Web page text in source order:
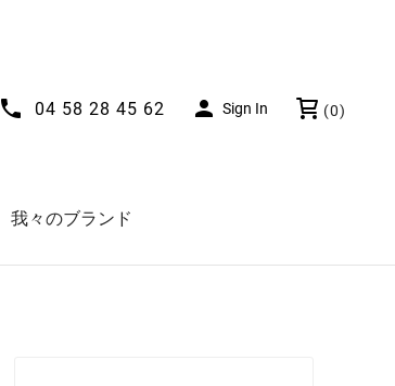
 04 58 28 45 62  Sign In (0)
我々のブランド